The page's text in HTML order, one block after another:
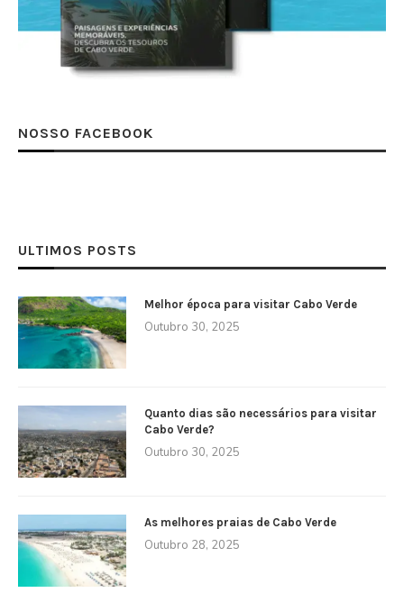
NOSSO FACEBOOK
ULTIMOS POSTS
Melhor época para visitar Cabo Verde
Outubro 30, 2025
Quanto dias são necessários para visitar
Cabo Verde?
Outubro 30, 2025
As melhores praias de Cabo Verde
Outubro 28, 2025